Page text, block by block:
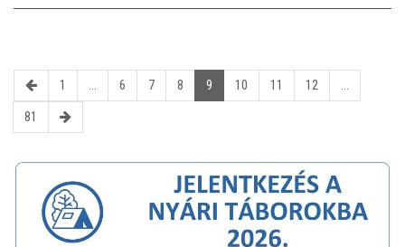
1 ... 6 7 8 9 10 11 12
...
81